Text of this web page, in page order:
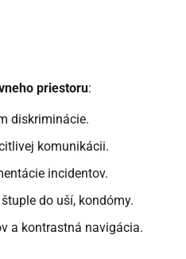
priestoru:
diskriminácie.
komunikácii.
incidentov.
do uší, kondómy.
a kontrastná navigácia.